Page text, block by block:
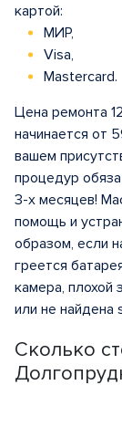
Сколько
картой:
МИР,
Visa,
Mastercard.
Цена ремонта
начинается от
вашем
процедур
3-х месяцев!
помощь и
образом, если
греется
камера, плохой
или не найдена